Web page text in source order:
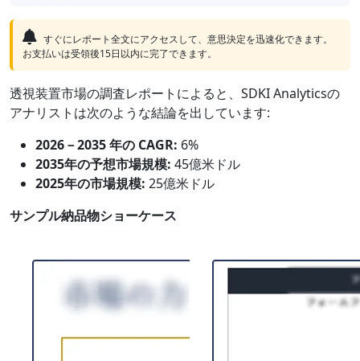
すぐにレポート全文にアクセスして、意思決定を迅速化できます。
お支払いは受領後15日以内に完了できます。
透視装置市場の調査レポートによると、SDKI Analyticsの
アナリストは次のような結論を出しています:
2026－2035 年の CAGR: 6%
2035年の予想市場規模: 45億米ドル
2025年の市場規模: 25億米ドル
サンプル納品物ショーケース